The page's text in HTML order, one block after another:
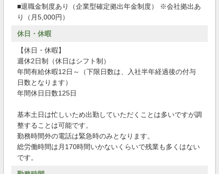
■退職金制度あり（企業型確定拠出年金制度） ※会社拠出あ
り（月5,000円）
休日・休暇
【休日・休暇】
週休2日制（休日はシフト制）
年間有給休暇12日～（下限日数は、入社半年経過後の付与
日数となります）
年間休日日数125日
基本土日は忙しいため出勤していただくことは多いですが調
整することは可能です。
勤務時間外の電話は緊急時のみとなります。
総労働時間は月170時間いかないくらいで残業も多くはない
です。